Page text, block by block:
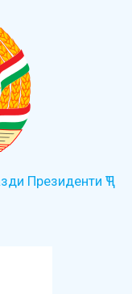
Президенти ҶТ